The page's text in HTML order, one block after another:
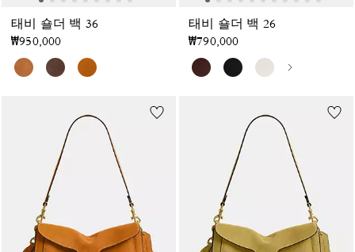
태비 숄더 백 36
₩950,000
태비 숄더 백 26
₩790,000